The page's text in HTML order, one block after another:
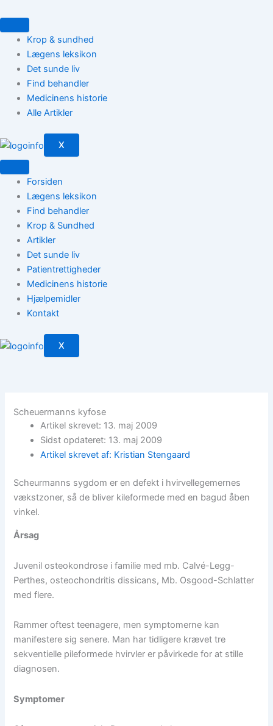
til
indholdetKrop & sundhed
Lægens leksikon
Det sunde liv
Find behandler
Medicinens historie
Alle Artikler
X
Forsiden
Lægens leksikon
Find behandler
Krop & Sundhed
Artikler
Det sunde liv
Patientrettigheder
Medicinens historie
Hjælpemidler
Kontakt
X
Scheuermanns kyfose
Artikel skrevet: 13. maj 2009
Sidst opdateret: 13. maj 2009
Artikel skrevet af: Kristian Stengaard
Scheurmanns sygdom er en defekt i hvirvellegemernes
vækstzoner, så de bliver kileformede med en bagud åben
vinkel.
Årsag
Juvenil osteokondrose i familie med mb. Calvé-Legg-
Perthes, osteochondritis dissicans, Mb. Osgood-Schlatter
med flere.
Rammer oftest teenagere, men symptomerne kan
manifestere sig senere. Man har tidligere krævet tre
sekventielle pileformede hvirvler er påvirkede for at stille
diagnosen.
Symptomer